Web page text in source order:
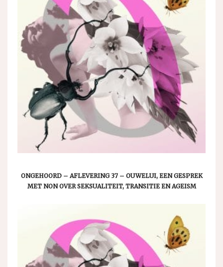
ONGEHOORD – AFLEVERING 37 – OUWELUI, EEN GESPREK
MET NON OVER SEKSUALITEIT, TRANSITIE EN AGEISM